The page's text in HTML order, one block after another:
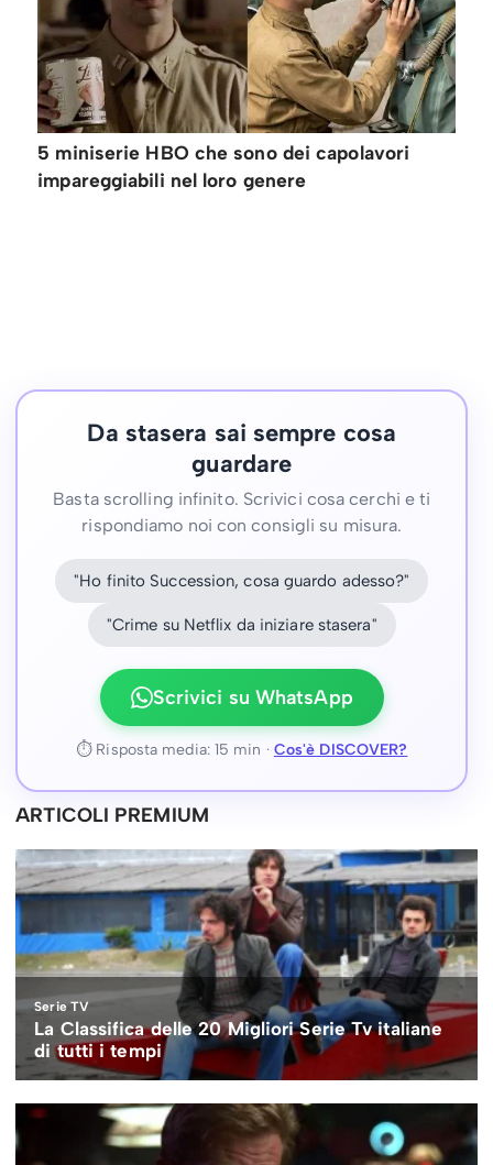
5 miniserie HBO che sono dei capolavori
impareggiabili nel loro genere
Da stasera sai sempre cosa
guardare
Basta scrolling infinito. Scrivici cosa cerchi e ti
rispondiamo noi con consigli su misura.
"Ho finito Succession, cosa guardo adesso?"
"Crime su Netflix da iniziare stasera"
Scrivici su WhatsApp
⏱ Risposta media: 15 min · Cos'è DISCOVER?
ARTICOLI PREMIUM